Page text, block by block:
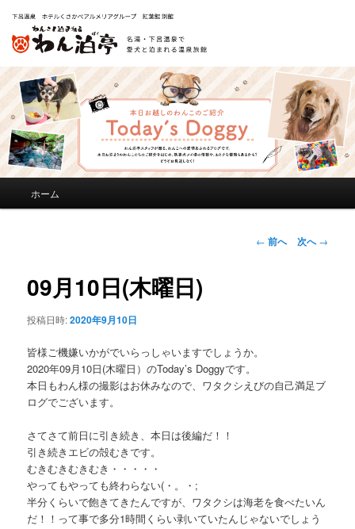
メ
コ
テ
ン
ツ
へ
移
ホーム
投
ョ
← 前へ 次へ→
09月10日(木曜日)
投稿日時:2020年9月10日
皆様ご機嫌いかがでいらっしゃいますでしょうか。
2020年09月10日(木曜日）のToday’s Doggyです。
本日もわん様の撮影はお休みなので、ワタクシえびの自己満足ブ
ログでございます。
さてさて前日に引き続き、本日は後編だ！！
引き続きエビの殻むきです。
むきむきむきむき・・・・・
やってもやっても終わらない(・。・;
半分くらいで飽きてきたんですが、ワタクシは海老を食べたいん
だ！！って事で多分1時間くらい剥いていたんじゃないでしょう